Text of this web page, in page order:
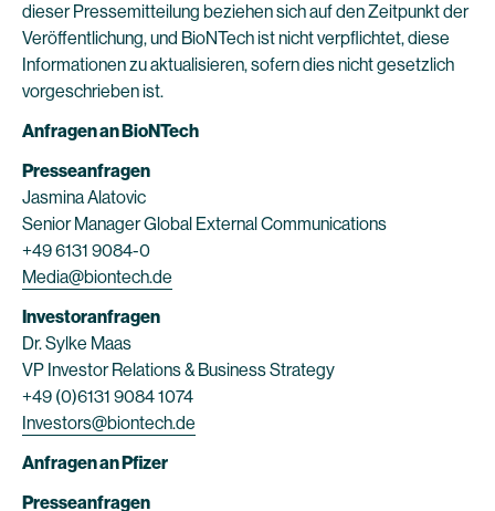
dieser Pressemitteilung beziehen sich auf den Zeitpunkt der
Veröffentlichung, und BioNTech ist nicht verpflichtet, diese
Informationen zu aktualisieren, sofern dies nicht gesetzlich
vorgeschrieben ist.
Anfragen an BioNTech
Presseanfragen
Jasmina Alatovic
Senior Manager Global External Communications
+49 6131 9084-0
Media@biontech.de
Investoranfragen
Dr. Sylke Maas
VP Investor Relations & Business Strategy
+49 (0)6131 9084 1074
Investors@biontech.de
Anfragen an Pfizer
Presseanfragen